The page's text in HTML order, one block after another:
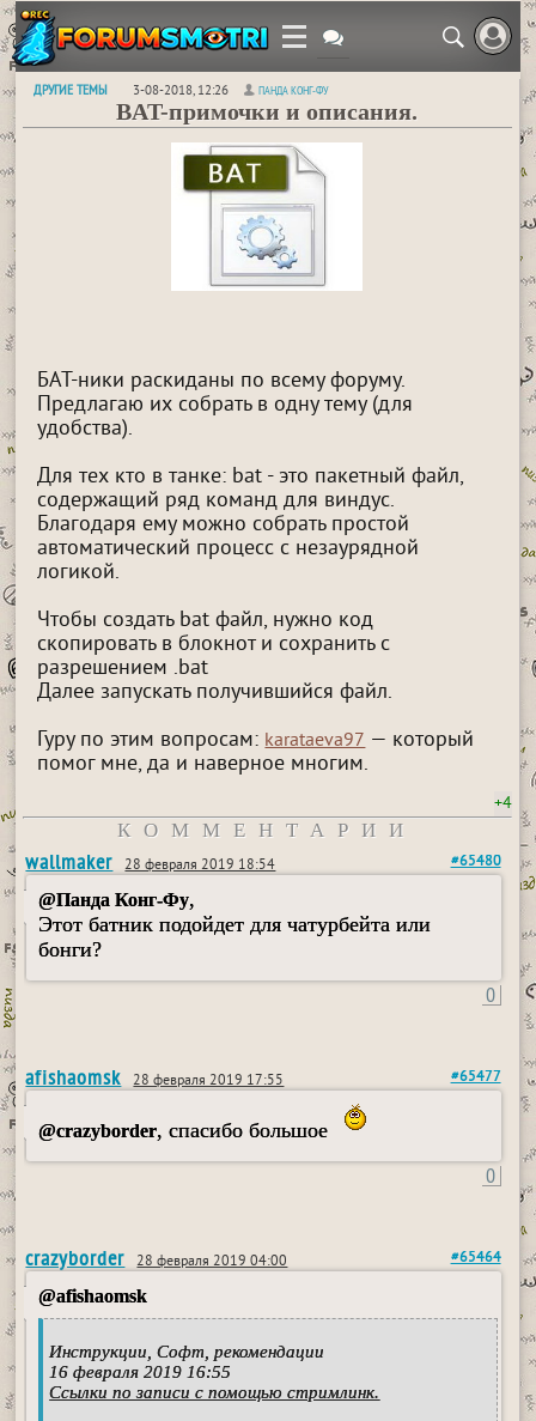
ДРУГИЕ ТЕМЫ 3-08-2018, 12:26 ПАНДА КОНГ-ФУ
BAT-примочки и описания.
БАТ-ники раскиданы по всему форуму.
Предлагаю их собрать в одну тему (для
удобства).
Для тех кто в танке: bat - это пакетный файл,
содержащий ряд команд для виндус.
Благодаря ему можно собрать простой
автоматический процесс с незаурядной
логикой.
Чтобы создать bat файл, нужно код
скопировать в блокнот и сохранить с
разрешением .bat
Далее запускать получившийся файл.
Гуру по этим вопросам: karataeva97 — который
помог мне, да и наверное многим.
+4
КОММЕНТАРИИ
wallmaker 28 февраля 2019 18:54 #65480
@Панда Конг-Фу,
Этот батник подойдет для чатурбейта или
бонги?
0
afishaomsk 28 февраля 2019 17:55 #65477
@crazyborder, спасибо большое
0
crazyborder 28 февраля 2019 04:00 #65464
@afishaomsk
Инструкции, Софт, рекомендации
16 февраля 2019 16:55
Ссылки по записи с помощью стримлинк.